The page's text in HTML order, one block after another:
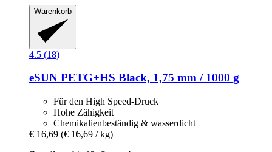
Warenkorb
4.5 (18)
eSUN PETG+HS Black, 1,75 mm / 1000 g
Für den High Speed-Druck
Hohe Zähigkeit
Chemikalienbeständig & wasserdicht
€ 16,69 (€ 16,69 / kg)